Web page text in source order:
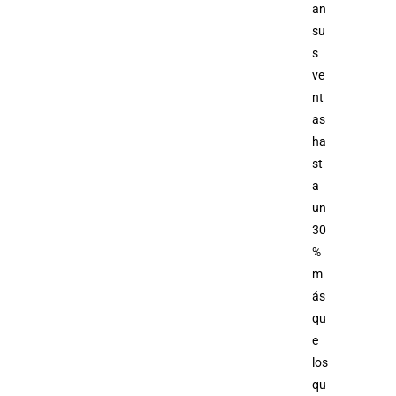
an
su
s
ve
nt
as
ha
st
a
un
30
%
m
ás
qu
e
los
qu